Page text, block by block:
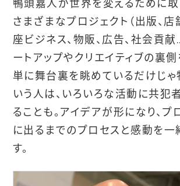
鴨頭嘉人が世界を変えるために取
さまざまなプロジェクト（出版、店
座ビジネス、物販、広告、社会貢献
ートアップやクリエイティブの裏側
単に舞台裏を眺めているだけじゃ
いう人は、いろいろな活動に共犯
ることも。アイデアが形になり、プ
に出るまでのプロセスと感動を一
す。